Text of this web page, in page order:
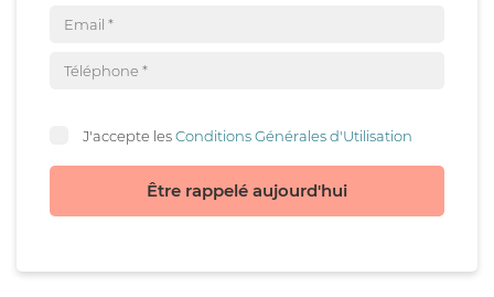
J'accepte lesConditions Générales d'Utilisation
Être rappelé aujourd'hui